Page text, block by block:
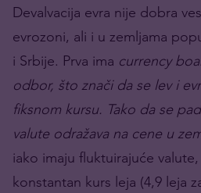
Devalvacija evra nije dobra
evrozoni, ali i u zemljama
i Srbije. Prva ima currency
odbor, što znači da se lev i
fiksnom kursu. Tako da se
valute odražava na cene u
iako imaju fluktuirajuće
konstantan kurs leja (4,9 leja